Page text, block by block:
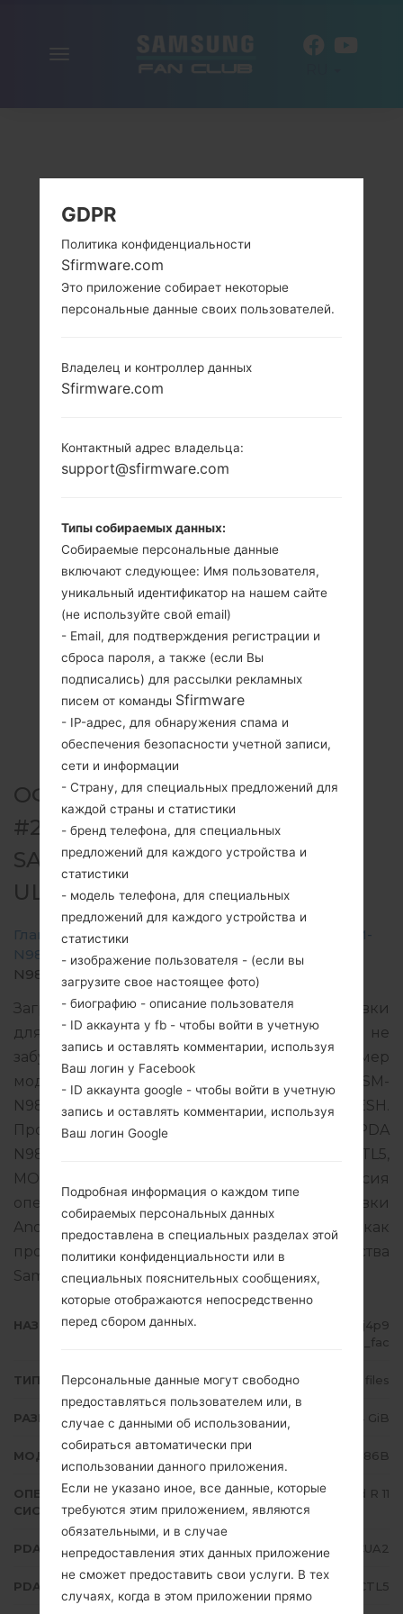
ОФИЦИАЛЬНАЯ ПРОШИВКА
#202401 ДЛЯ SM-N986B -
SAMSUNGGALAXY NOTE 20
ULTRA 5G
Главная →Galaxy Note 20 Ultra 5G
SamsungSM-
N986B
→SM-
N986B_1_20201223171035_j4p9axwhdp_fac.zip
Загрузите последнее обновление прошивки
для Samsung Galaxy Note 20 Ultra 5G, но не
забудьте проверить, соответствует ли номер
модели вашего смартфона указанному SM-
N986B. Код прошивки BKD для BANGLADESH.
Продукт поставляется с версией PDA
N986BXXS1CUA2 и версия CSC N986BOXM1CTL5,
MODEM версия N986BXXU1CTL5. Версия
операционной системы данной прошивки
Android R 11. Подробная инструкция, как
прошить стоковую прошивку на устройства
Samsungздесь
НАЗВАНИЕ ФАЙЛА
SM-N986B_1_20201223171035_j4p9
axwhdp_fac
ТИП ПРОШИВКИ 4 files
РАЗМЕР ФАЙЛА 6.84 GiB
МОДЕЛЬ Samsung SM-N986B
ОПЕРАЦИОННАЯ
СИСТЕМА
Android R 11
PDA/AP ВЕРСИЯ N986BXXS1CUA2
PDA/AP ВЕРСИЯ N986BOXM1CTL5
GDPR
Политика конфиденциальности
Sfirmware.com
Это приложение собирает некоторые
персональные данные своих пользователей.
Владелец и контроллер данных
Sfirmware.com
Контактный адрес владельца:
support@sfirmware.com
Типы собираемых данных:
Собираемые персональные данные
включают следующее: Имя пользователя,
уникальный идентификатор на нашем сайте
(не используйте свой email)
- Email, для подтверждения регистрации и
сброса пароля, а также (если Вы
подписались) для рассылки рекламных
писем от команды Sfirmware
- IP-адрес, для обнаружения спама и
обеспечения безопасности учетной записи,
сети и информации
- Страну, для специальных предложений для
каждой страны и статистики
- бренд телефона, для специальных
предложений для каждого устройства и
статистики
- модель телефона, для специальных
предложений для каждого устройства и
статистики
- изображение пользователя - (если вы
загрузите свое настоящее фото)
- биографию - описание пользователя
- ID аккаунта у fb - чтобы войти в учетную
запись и оставлять комментарии, используя
Ваш логин у Facebook
- ID аккаунта google - чтобы войти в учетную
запись и оставлять комментарии, используя
Ваш логин Google
Подробная информация о каждом типе
собираемых персональных данных
предоставлена в специальных разделах этой
политики конфиденциальности или в
специальных пояснительных сообщениях,
которые отображаются непосредственно
перед сбором данных.
Персональные данные могут свободно
предоставляться пользователем или, в
случае с данными об использовании,
собираться автоматически при
использовании данного приложения.
Если не указано иное, все данные, которые
требуются этим приложением, являются
обязательными, и в случае
непредоставления этих данных приложение
не сможет предоставить свои услуги. В тех
случаях, когда в этом приложении прямо